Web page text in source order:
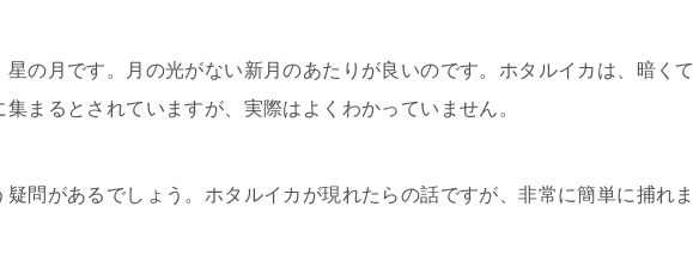
の月です。月の光がない新月のあたりが良いのです。ホタルイカは、暗くて
まるとされていますが、実際はよくわかっていません。
問があるでしょう。ホタルイカが現れたらの話ですが、非常に簡単に捕れま